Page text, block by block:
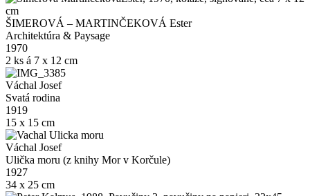
ŠIMEROVÁ – MARTINČEKOVÁ Ester
Architektúra & Paysage
1970
2 ks á 7 x 12 cm
Váchal Josef
Svatá rodina
1919
15 x 15 cm
Váchal Josef
Ulička moru (z knihy Mor v Korčule)
1927
34 x 25 cm